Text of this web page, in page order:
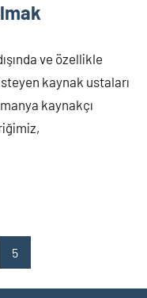
ve özellikle
kaynak ustaları
kaynakçı
5